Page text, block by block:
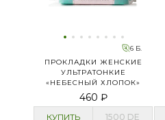
6 Б.
ПРОКЛАДКИ ЖЕНСКИЕ
УЛЬТРАТОНКИЕ
«НЕБЕСНЫЙ ХЛОПОК»
460 ₽
КУПИТЬ 1500 DE